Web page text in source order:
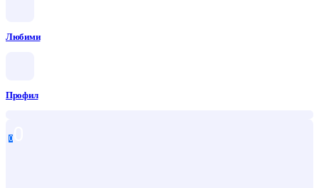
Любими
Профил
0